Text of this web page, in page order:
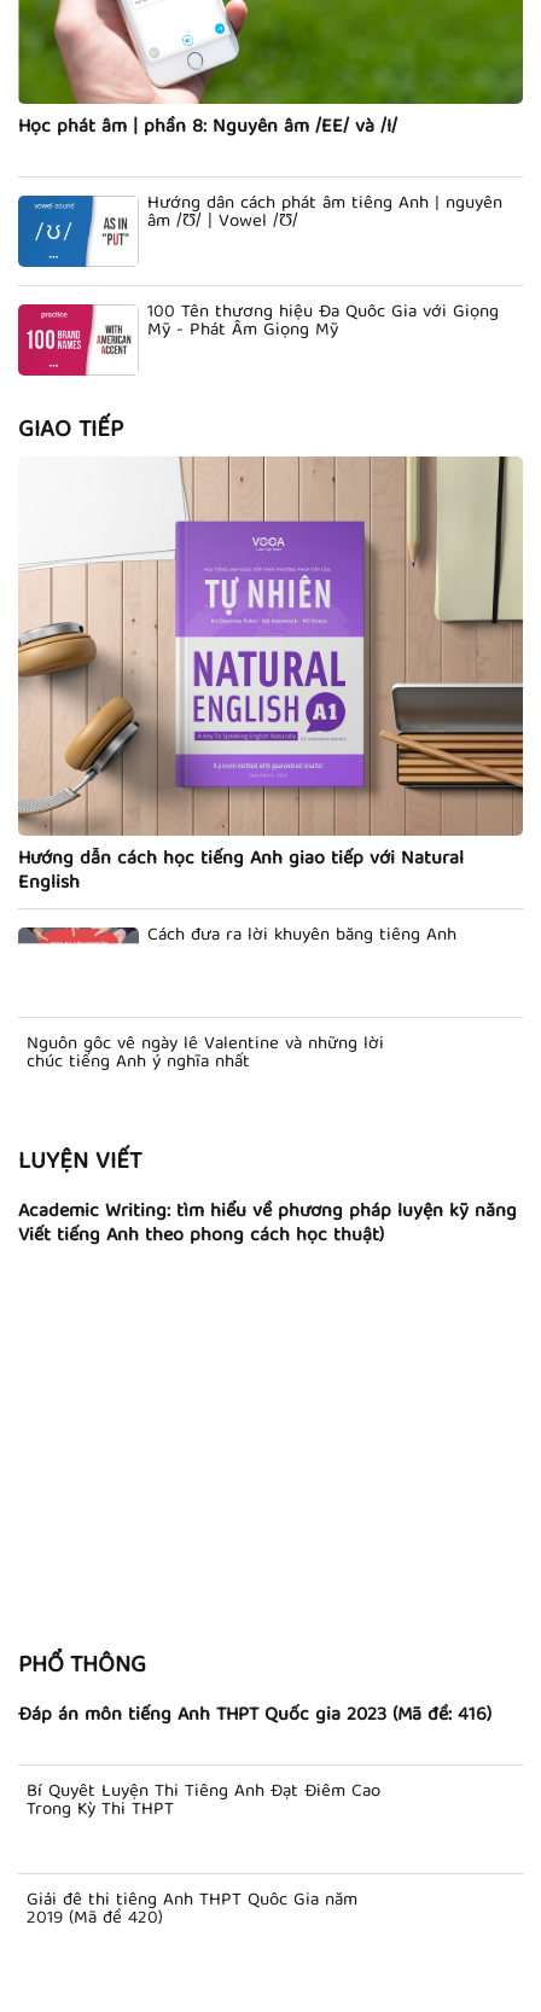
Học phát âm | phần 8: Nguyên âm /EE/ và /I/
Hướng dẫn cách phát âm tiếng Anh | nguyên
âm /Ʊ/ | Vowel /Ʊ/
100 Tên thương hiệu Đa Quốc Gia với Giọng
Mỹ - Phát Âm Giọng Mỹ
GIAO TIẾP
Hướng dẫn cách học tiếng Anh giao tiếp với Natural
English
Cách đưa ra lời khuyên bằng tiếng Anh
Nguồn gốc về ngày lễ Valentine và những lời
chúc tiếng Anh ý nghĩa nhất
LUYỆN VIẾT
Academic Writing: tìm hiểu về phương pháp luyện kỹ năng
Viết tiếng Anh theo phong cách học thuật)
PHỔ THÔNG
Đáp án môn tiếng Anh THPT Quốc gia 2023 (Mã đề: 416)
Bí Quyết Luyện Thi Tiếng Anh Đạt Điểm Cao
Trong Kỳ Thi THPT
Giải đề thi tiếng Anh THPT Quốc Gia năm
2019 (Mã đề 420)